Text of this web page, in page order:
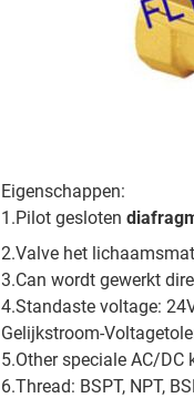
Eigenschappen:
1.Pilot gesloten
2.Valve het
3.Can wordt gewerkt
4.Standaste voltage:
Gelijkstroom-
5.Other speciale AC/
6.Thread: BSPT, NPT,